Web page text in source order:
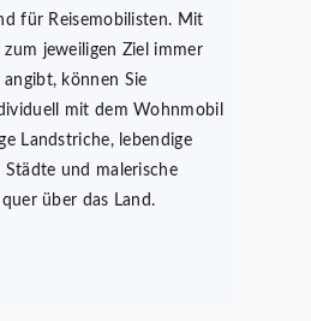
für Reisemobilisten. Mit
jeweiligen Ziel immer
können Sie
mit dem Wohnmobil
Landstriche, lebendige
und malerische
über das Land.